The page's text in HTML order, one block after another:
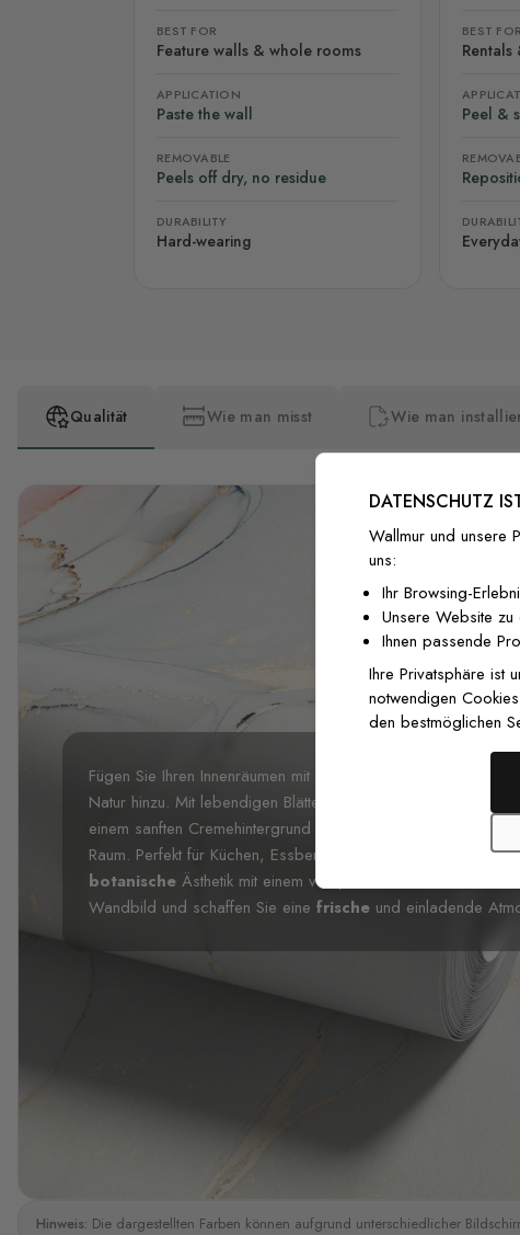
BEST FOR
Feature walls & whole rooms
APPLICATION
Paste the wall
REMOVABLE
Peels off dry, no residue
DURABILITY
Hard-wearing
BEST FOR
Rentals
Peel &
Qualität Wie man misst Wie man
Fügen Sie Ihren Innenräumen mit der
Natur hinzu. Mit lebendigen Blättern und Zweigen in kräftigen
einem sanften Cremehintergrund bringt dieses Design eine
Raum. Perfekt für Küchen, Essbereiche oder Kinderzimmer
botanische Ästhetik mit einem verspielten Twist. Erhellen
Wandbild und schaffen Sie eine frische und einladende
Hinweis: Die dargestellten Farben können aufgrund unterschiedlicher
DATENSCHUTZ
Wallmur und unsere
uns:
Ihr Browsing-
Unsere Website zu
Ihnen passende
Ihre Privatsphäre ist
notwendigen
den bestmöglichen